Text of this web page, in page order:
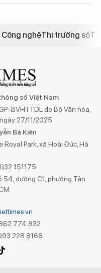
Công nghệThị trường số
số Việt Nam
BVHTTDL do Bộ Văn hóa,
27/11/2025
Bá Kiên
Royal Park, xã Hoài Đức, Hà
151175
54, đường C1, phường Tân
774 832
228 8166